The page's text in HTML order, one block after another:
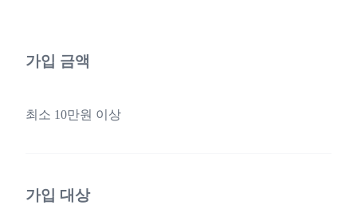
가입 금액
최소 10만원 이상
가입 대상